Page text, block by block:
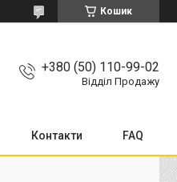
Кошик
+380 (50) 110-99-02
Відділ Продажу
Контакти FAQ